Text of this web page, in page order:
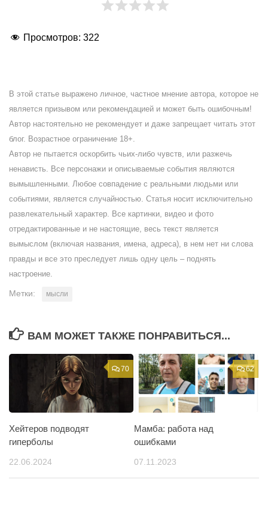
Просмотров: 322
В этой статье выражено личное, частное мнение автора, которое не
является призывом или рекомендацией и может быть ошибочным!
Автор настоятельно не рекомендует и даже запрещает читать этот
блог. Возрастное ограничение 18+.
Автор не пытается оскорбить чьих-либо чувств, или разжечь
ненависть. Все персонажи и описываемые события являются
вымышленными. Любое совпадение с реальными людьми или
событиями, является случайностью. Статья носит исключительно
развлекательный характер. Все картинки, видео и фото
отредактированные и не настоящие, весь текст является
вымыслом (включая названия, имена, адреса), в нем нет ни слова
правды и все это преследует лишь одну цель – поднять
настроение.
Метки: мысли
ВАМ МОЖЕТ ТАКЖЕ ПОНРАВИТЬСЯ...
70
Хейтеров подводят
гиперболы
22.06.2024
62
Мамба: работа над
ошибками
07.11.2023